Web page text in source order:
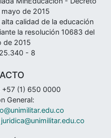
de 2015
calidad de la educación
la resolución 10683 del
de 2015
- 8
+57 (1) 650 0000
General:
juridica@unimilitar.edu.co